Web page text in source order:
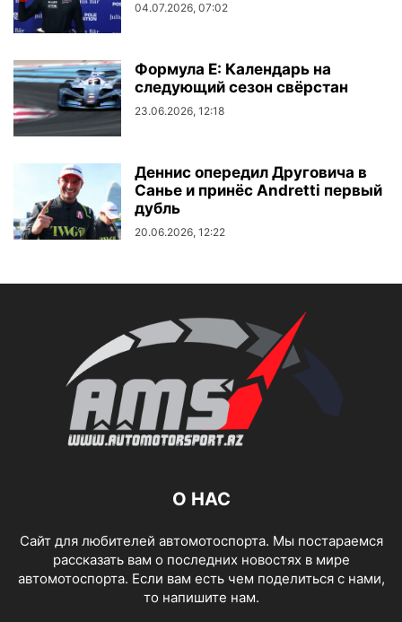
04.07.2026, 07:02
Формула E: Календарь на
следующий сезон свёрстан
23.06.2026, 12:18
Деннис опередил Друговича в
Санье и принёс Andretti первый
дубль
20.06.2026, 12:22
О НАС
Сайт для любителей автомотоспорта. Мы постараемся
рассказать вам о последних новостях в мире
автомотоспорта. Если вам есть чем поделиться с нами,
то напишите нам.